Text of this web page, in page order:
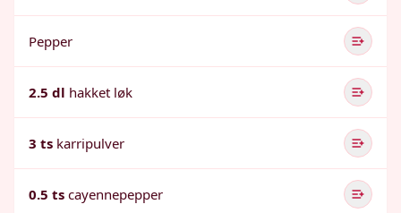
Pepper
2.5 dl hakket løk
3 ts karripulver
0.5 ts cayennepepper